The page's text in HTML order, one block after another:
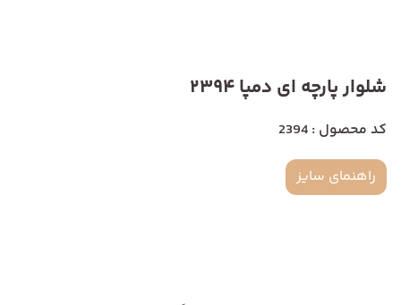
شلوار پارچه ای دمپا 2394
کد محصول : 2394
راهنمای سایز